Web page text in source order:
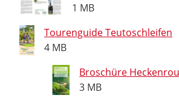
1 MB
Tourenguide Teutoschleifen
4 MB
Broschüre
3 MB